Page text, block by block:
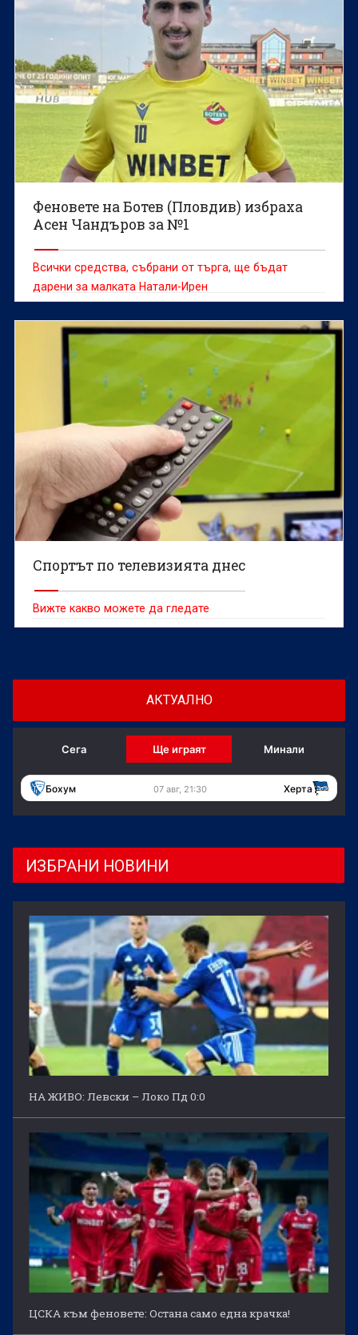
Феновете на Ботев (Пловдив) избраха
Асен Чандъров за №1
Всички средства, събрани от търга, ще бъдат
дарени за малката Натали-Ирен
Спортът по телевизията днес
Вижте какво можете да гледате
АКТУАЛНО
Сега Ще играят Минали
Бохум 07 авг, 21:30 Херта
ИЗБРАНИ НОВИНИ
НА ЖИВО: Левски – Локо Пд 0:0
ЦСКА към феновете: Остана само една крачка!